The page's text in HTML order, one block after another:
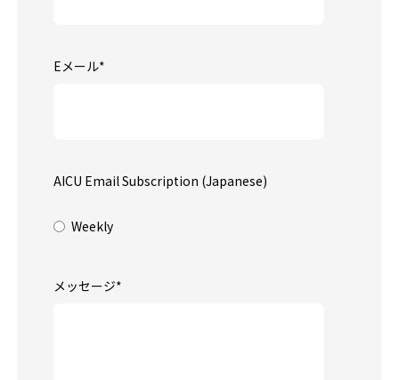
Eメール*
AICU Email Subscription (Japanese)
Weekly
メッセージ*